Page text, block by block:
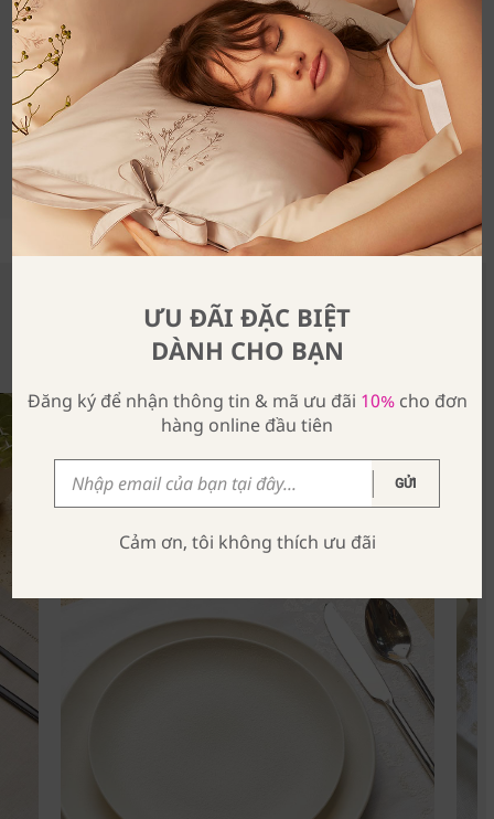
VÌ SAO YÊU THIẾT KẾ NÀY CHI TIẾT CÁCH BẢO QUẢN
Là mẫu trang trí bàn cần có cho mùa lễ hội, Palazzo mang
vẻ sang trọng sa hoa đến bàn tiệc của bạn.
SHARE
Có Thể Bạn Quan Tâm
ƯU ĐÃI ĐẶC BIỆT
DÀNH CHO BẠN
Đăng ký để nhận thông tin & mã ưu đãi 10%cho đơn
hàng online đầu tiên
GỬI
Cảm ơn, tôi không thích ưu đãi